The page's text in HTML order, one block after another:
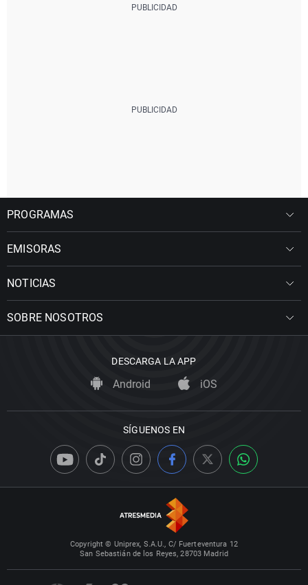
PROGRAMAS
EMISORAS
NOTICIAS
SOBRE NOSOTROS
DESCARGA LA APP
Android iOS
SÍGUENOS EN
Copyright © Uniprex, S.A.U., C/ Fuerteventura 12
San Sebastián de los Reyes, 28703 Madrid